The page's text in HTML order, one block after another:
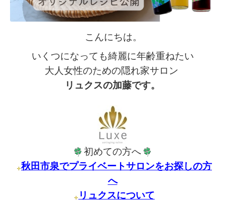
こんにちは。
いくつになっても綺麗に年齢重ねたい
大人女性のための隠れ家サロン
リュクスの加藤です。
初めての方へ
秋田市泉でプライベートサロンをお探しの方
へ
リュクスについて